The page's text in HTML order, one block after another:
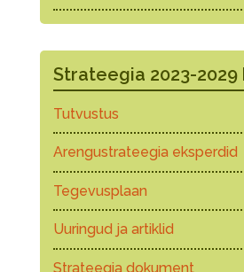
Strateegia 2023-
Tutvustus
Arengustrateegia eksperdid
Tegevusplaan
Uuringud ja artiklid
Strateegia dokument